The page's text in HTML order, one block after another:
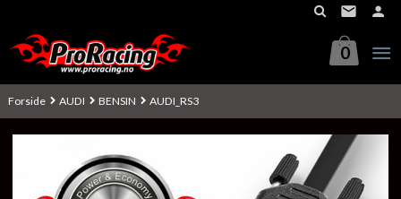
innholdet
0
Forside AUDI BENSIN AUDI_RS3